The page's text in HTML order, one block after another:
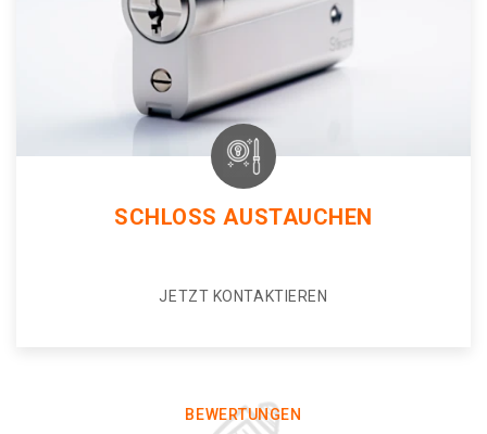
SCHLOSS AUSTAUCHEN
JETZT KONTAKTIEREN
BEWERTUNGEN